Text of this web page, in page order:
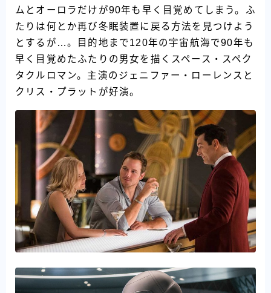
ムとオーロラだけが90年も早く目覚めてしまう。ふ
たりは何とか再び冬眠装置に戻る方法を見つけよう
とするが…。目的地まで120年の宇宙航海で90年も
早く目覚めたふたりの男女を描くスペース・スペク
タクルロマン。主演のジェニファー・ローレンスと
クリス・プラットが好演。